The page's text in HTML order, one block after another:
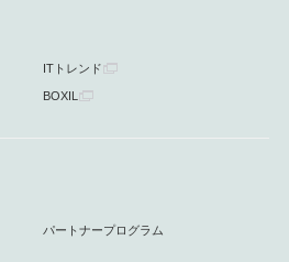
ITトレンド
BOXIL
パートナープログラム